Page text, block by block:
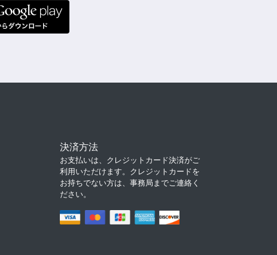
決済方法
お支払いは、クレジットカード決済がご
利用いただけます。クレジットカードを
お持ちでない方は、事務局までご連絡く
ださい。